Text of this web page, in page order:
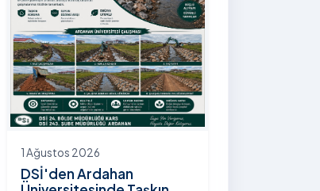
1 Ağustos 2026
DSİ'den Ardahan